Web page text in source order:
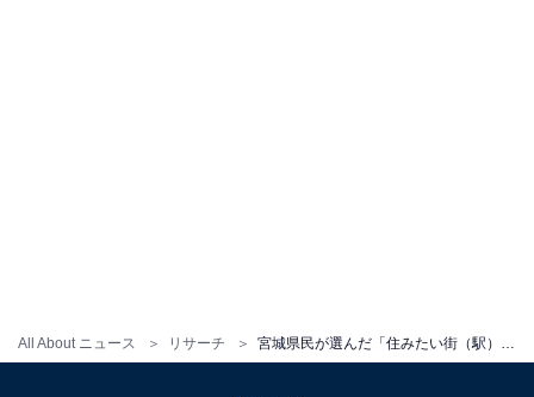
All About ニュース リサーチ 宮城県民が選んだ「住みたい街（駅）」ランキング！ 2位「長町」を抑えた圧倒的1位は？【2025年調査】